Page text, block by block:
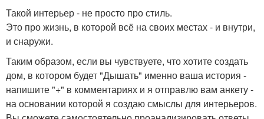
Такой интерьер - не просто про стиль.
Это про жизнь, в которой всё на своих местах - и внутри,
и снаружи.
Таким образом, если вы чувствуете, что хотите создать
дом, в котором будет "Дышать" именно ваша история -
напишите "+" в комментариях и я отправлю вам анкету -
на основании которой я создаю смыслы для интерьеров.